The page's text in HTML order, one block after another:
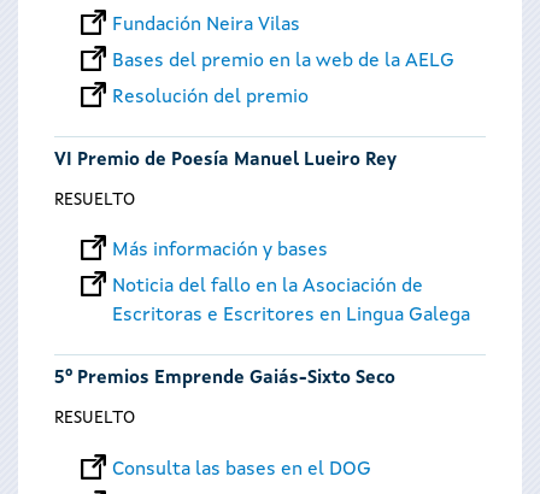
Fundación Neira Vilas
Bases del premio en la web de la AELG
Resolución del premio
VI Premio de Poesía Manuel Lueiro Rey
RESUELTO
Más información y bases
Noticia del fallo en la Asociación de
Escritoras e Escritores en Lingua Galega
5º Premios Emprende Gaiás-Sixto Seco
RESUELTO
Consulta las bases en el DOG